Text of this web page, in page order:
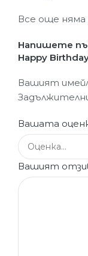
Все още няма
Напишете
Happy
Вашият
Вашата
Вашият